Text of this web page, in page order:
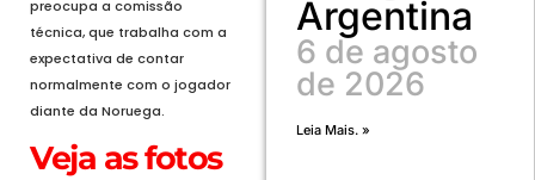
preocupa a comissão
técnica, que trabalha com a
expectativa de contar
normalmente com o jogador
diante da Noruega.
Veja as fotos
Argentina
6 de agosto
de 2026
Leia Mais. »